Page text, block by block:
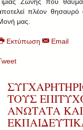
πλέον θησαυρό
μας.
Εκτύπωση Email
ΤΟΥΣ
ΑΝΩΤΑΤΑ